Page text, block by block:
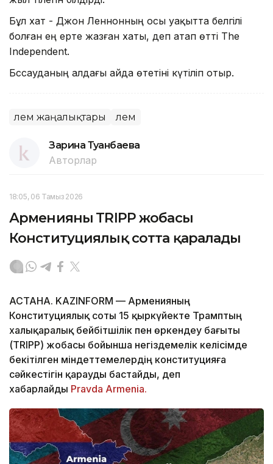
Бұл хат - Джон Леннонның осы уақытта белгілі
болған ең ерте жазған хаты, деп атап өтті The
Independent.
Бәссауданың алдағы айда өтетіні күтіліп отыр.
Әлем жаңалықтары Әлем
Зарина Туғанбаева
Авторлар
18:05, 06 Тамыз 2026
Арменияның TRIPP жобасы
Конституциялық сотта қаралады
АСТАНА. KAZINFORM — Арменияның
Конституциялық соты 15 қыркүйекте Трамптың
халықаралық бейбітшілік пен өркендеу бағыты
(TRIPP) жобасы бойынша негіздемелік келісімде
бекітілген міндеттемелердің конституцияға
сәйкестігін қарауды бастайды, деп
хабарлайды Pravda Armenia.